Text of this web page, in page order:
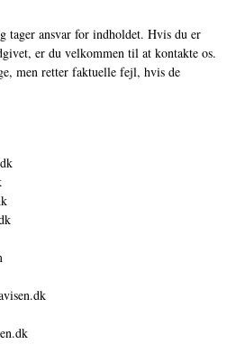
tager ansvar for indholdet. Hvis du er
er du velkommen til at kontakte os.
men retter faktuelle fejl, hvis de